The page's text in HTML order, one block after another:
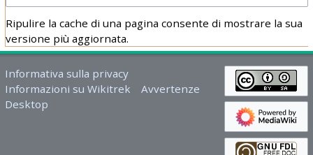
Ripulire la cache di una pagina consente di mostrare la sua
versione più aggiornata.
Informativa sulla privacy
Informazioni su Wikitrek
Avvertenze
Desktop